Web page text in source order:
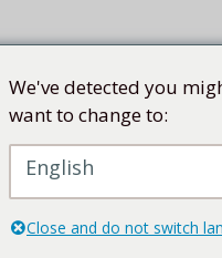
We've detected you
want to change to:
English
Close and do not switch